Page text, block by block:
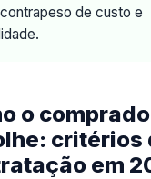
de custo e
o
critérios
em